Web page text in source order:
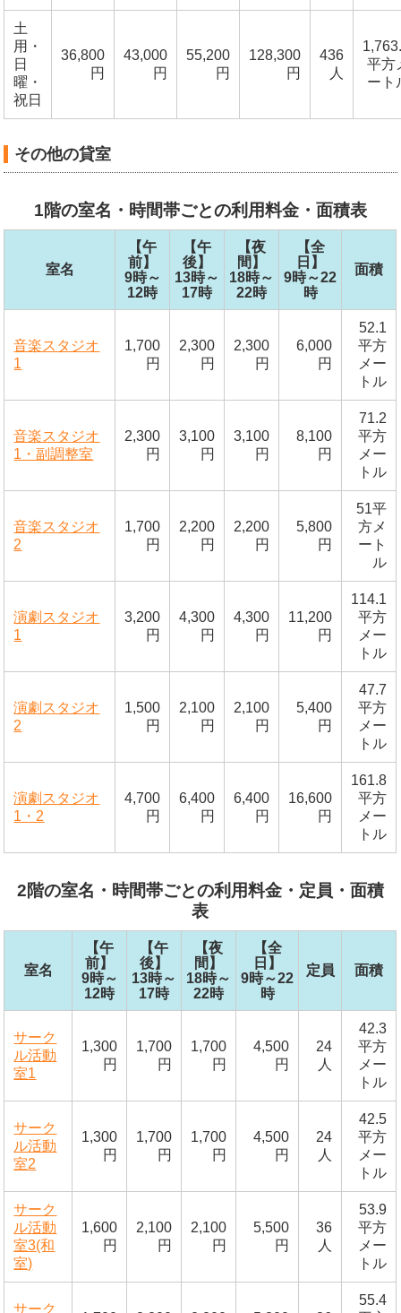
土
用・
日
曜・
祝日
36,800
円
43,000
円
55,200
円
128,300
円
436
人
平方
ート
その他の貸室
1階の室名・時間帯ごとの利用料金・面積表
室名
【午
前】
9時～
12時
【午
後】
13時～
17時
【夜
間】
18時～
22時
【全
日】
9時～22
時
面積
音楽スタジオ
1
1,700
円
2,300
円
2,300
円
6,000
円
52.1
平方
メー
トル
音楽スタジオ
1・副調整室
2,300
円
3,100
円
3,100
円
8,100
円
71.2
平方
メー
トル
音楽スタジオ
2
1,700
円
2,200
円
2,200
円
5,800
円
51平
方メ
ート
ル
演劇スタジオ
1
3,200
円
4,300
円
4,300
円
11,200
円
114.1
平方
メー
トル
演劇スタジオ
2
1,500
円
2,100
円
2,100
円
5,400
円
47.7
平方
メー
トル
演劇スタジオ
1・2
4,700
円
6,400
円
6,400
円
16,600
円
161.8
平方
メー
トル
2階の室名・時間帯ごとの利用料金・定員・面積
表
室名
【午
前】
9時～
12時
【午
後】
13時～
17時
【夜
間】
18時～
22時
【全
日】
9時～22
時
定員 面積
サーク
ル活動
室1
1,300
円
1,700
円
1,700
円
4,500
円
24
人
42.3
平方
メー
トル
サーク
ル活動
室2
1,300
円
1,700
円
1,700
円
4,500
円
24
人
42.5
平方
メー
トル
サーク
ル活動
室3(和
室)
1,600
円
2,100
円
2,100
円
5,500
円
36
人
53.9
平方
メー
トル
サーク
55.4